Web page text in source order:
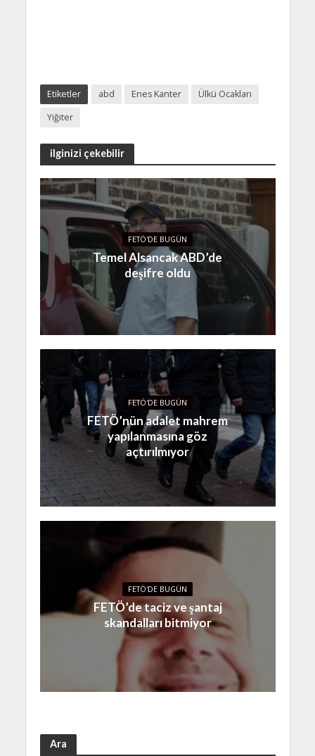
Etiketler abd Enes Kanter
Ülkü Ocakları
Yiğiter
ilginizi çekebilir
FETÖ'DE BUGÜN
Temel Alsancak ABD’de
deşifre oldu
FETÖ'DE BUGÜN
FETÖ’nün adalet mahrem
yapılanmasına göz
açtırılmıyor
FETÖ'DE BUGÜN
FETÖ’de taciz ve şantaj
skandalları bitmiyor
Ara